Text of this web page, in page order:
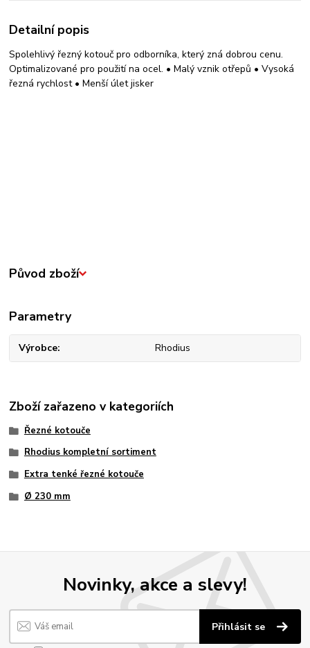
Detailní popis
Spolehlivý řezný kotouč pro odborníka, který zná dobrou cenu.
Optimalizované pro použití na ocel. • Malý vznik otřepů • Vysoká
řezná rychlost • Menší úlet jisker
Původ zboží
Parametry
Výrobce Rhodius
Zboží zařazeno v kategoriích
Řezné kotouče
Rhodius kompletní sortiment
Extra tenké řezné kotouče
Ø 230 mm
Novinky, akce a slevy!
Přihlásit se